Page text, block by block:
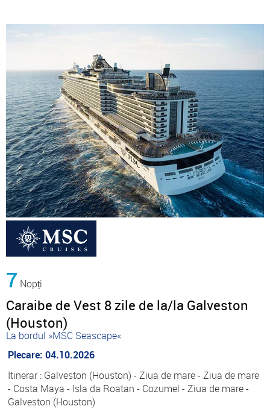
7 Nopți
Caraibe de Vest 8 zile de la/la Galveston
(Houston)
La bordul »MSC Seascape«
Plecare: 04.10.2026
Itinerar : Galveston (Houston) - Ziua de mare - Ziua de mare
- Costa Maya - Isla da Roatan - Cozumel - Ziua de mare -
Galveston (Houston)